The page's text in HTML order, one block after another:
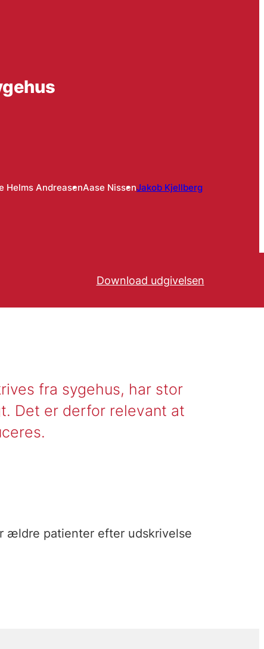
Helms AndreasenAase NissenJakob Kjellberg
Download udgivelsen
fra sygehus, har stor
Det er derfor relevant at
ældre patienter efter udskrivelse